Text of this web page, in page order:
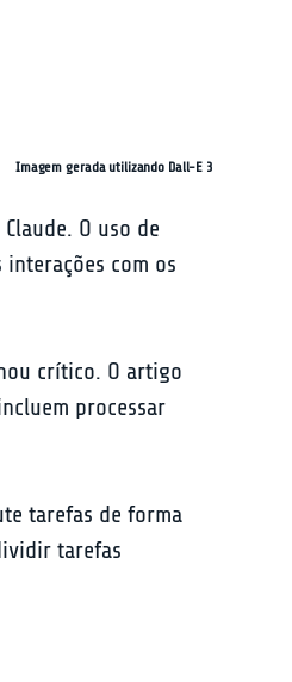
Imagem gerada utilizando Dall-E 3
O uso de
com os
crítico. O artigo
processar
tarefas de forma
tarefas